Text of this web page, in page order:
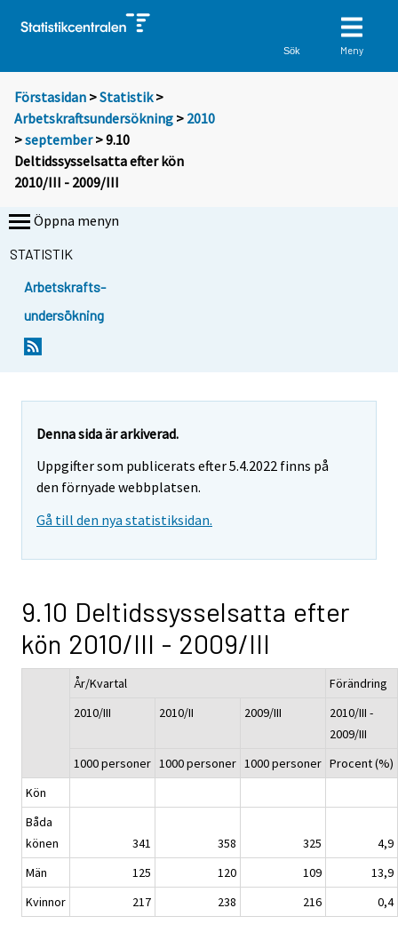
Sök Meny
Förstasidan >Statistik >
Arbetskraftsundersökning > 2010
>september> 9.10
Deltidssysselsatta efter kön
2010/III - 2009/III
Öppna menyn
STATISTIK
Arbetskrafts-
undersökning
Denna sida är arkiverad.
Uppgifter som publicerats efter 5.4.2022 finns på
den förnyade webbplatsen.
Gå till den nya statistiksidan.
9.10 Deltidssysselsatta efter
kön 2010/III - 2009/III
År/Kvartal
Förändring
2010/III
2010/II 2009/III
2010/III -
2009/III
1000 personer 1000 personer 1000 personer Procent (%)
Kön
Båda
könen
341 358 325
4,9
Män
125 120 109
13,9
Kvinnor
217 238 216 0,4